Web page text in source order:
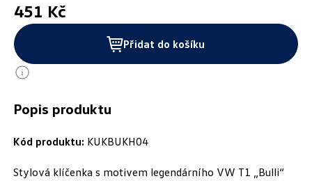
Popis produktu
Kód produktu: KUKBUKH04
Stylová klíčenka s motivem legendárního VW T1 „Bulli“
451 Kč
Přidat do košíku